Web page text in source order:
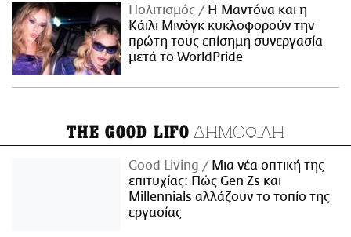
Πολιτισμός
Η Μαντόνα και η
Κάιλι Μινόγκ κυκλοφορούν την
πρώτη τους επίσημη συνεργασία
μετά το WorldPride
THE GOOD LIFO ΔΗΜΟΦΙΛΗ
Good Living
Μια νέα οπτική της
επιτυχίας: Πώς Gen Zs και
Millennials αλλάζουν το τοπίο της
εργασίας